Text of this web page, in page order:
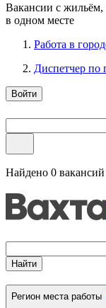
Вакансии с
в одном месте
Работа в
Диспетчер по
Войти
Найдено 0 вакансий
Найти
Регион места работы